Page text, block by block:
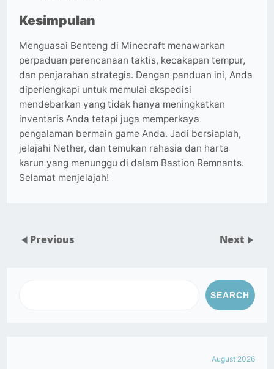
Kesimpulan
Menguasai Benteng di Minecraft menawarkan
perpaduan perencanaan taktis, kecakapan tempur,
dan penjarahan strategis. Dengan panduan ini, Anda
diperlengkapi untuk memulai ekspedisi
mendebarkan yang tidak hanya meningkatkan
inventaris Anda tetapi juga memperkaya
pengalaman bermain game Anda. Jadi bersiaplah,
jelajahi Nether, dan temukan rahasia dan harta
karun yang menunggu di dalam Bastion Remnants.
Selamat menjelajah!
Previous Next
SEARCH
August 2026